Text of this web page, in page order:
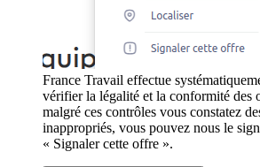
France Travail effectue
vérifier la légalité et la conformité des
malgré ces contrôles vous constatez
inappropriés, vous pouvez nous le
« Signaler cette offre ».